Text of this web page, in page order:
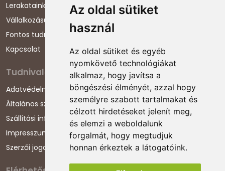
Az oldal sütiket
használ
Az oldal sütiket és egyéb
nyomkövető technológiákat
alkalmaz, hogy javítsa a
böngészési élményét, azzal hogy
személyre szabott tartalmakat és
célzott hirdetéseket jelenít meg,
és elemzi a weboldalunk
forgalmát, hogy megtudjuk
honnan érkeztek a látogatóink.
Lerakataink
Vállalkozásunkról
Fontos tudnivalók
Kapcsolat
Tudnivalók
Adatvédelmi nyilatkozat
Általános szerződési feltételek
Szállítási információk
Impresszum
Szerzői jogok